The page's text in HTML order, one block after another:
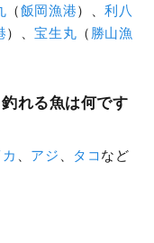
（飯岡漁港）、利八
）、宝生丸 （ 勝山漁
れる魚は何です
アジ タコ など